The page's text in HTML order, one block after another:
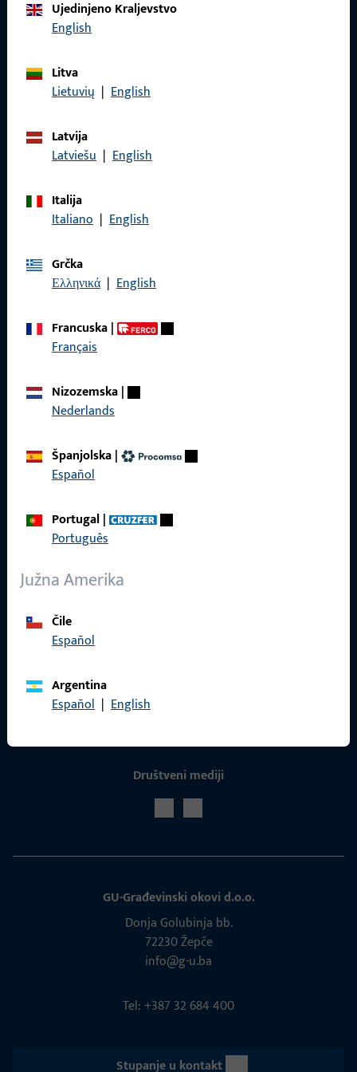
Ujedinjeno Kraljevstvo
English
Litva
Lietuvių | English
Latvija
Latviešu | English
Italija
Italiano | English
Grčka
Ελληνικά | English
Francuska|
Français
Nizozemska|
Nederlands
Španjolska|
Español
Portugal|
Português
Južna Amerika
Čile
Español
Argentina
Español | English
Brzi pristup
Reference
Društveni mediji
GU-Građevinski okovi d.o.o.
Donja Golubinja bb.
72230 Žepče
info@g-u.ba
Tel: +387 32 684 400
Stupanje u kontakt